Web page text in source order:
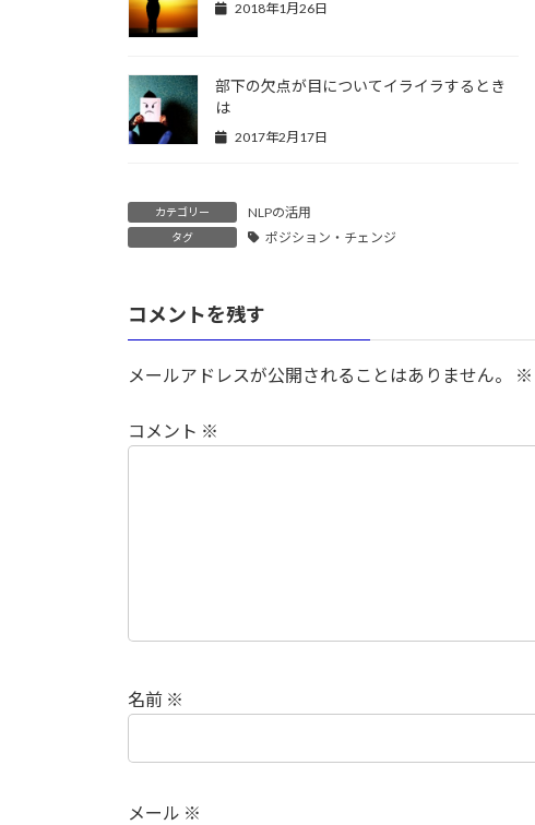
2018年1月26日
部下の欠点が目についてイライラするとき
は
2017年2月17日
カテゴリー NLPの活用
タグ ポジション・チェンジ
コメントを残す
メールアドレスが公開されることはありません。 ※
コメント ※
名前 ※
メール ※